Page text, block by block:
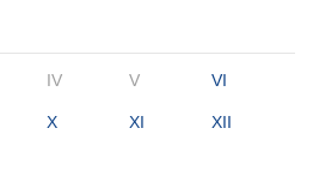
IV V VI
X XI XII